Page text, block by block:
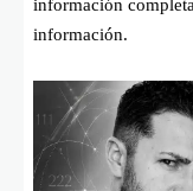
información
información.